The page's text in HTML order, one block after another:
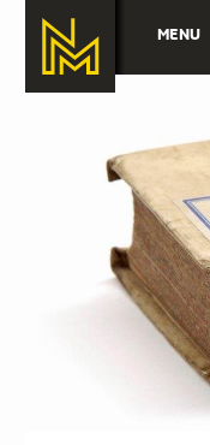
MENU